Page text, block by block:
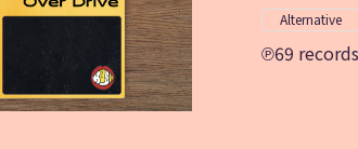
Alternative
69 records